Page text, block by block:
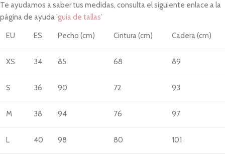
Te ayudamos a saber tus medidas, consulta el siguiente enlace a la
página de ayuda'guía de tallas'
EU ES Pecho (cm) Cintura (cm) Cadera (cm)
XS 34 85 68 89
S 36 90 72 93
M 38 94 76 97
L 40 98 80 101